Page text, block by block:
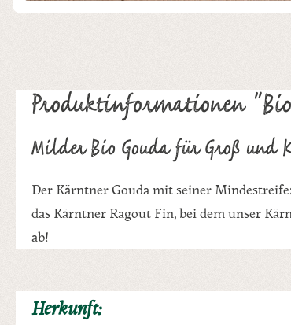
Produktinformationen
Milder Bio Gouda für Groß und
Der Kärntner Gouda mit seiner
das Kärntner Ragout Fin, bei dem unser
ab!
Herkunft: